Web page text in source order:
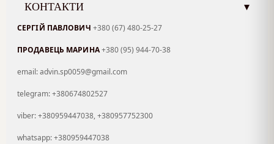
КОНТАКТИ ▾
СЕРГІЙ ПАВЛОВИЧ +380 (67) 480-25-27
ПРОДАВЕЦЬ МАРИНА+380 (95) 944-70-38
email: advin.sp0059@gmail.com
telegram: +380674802527
viber: +380959447038, +380957752300
whatsapp: +380959447038